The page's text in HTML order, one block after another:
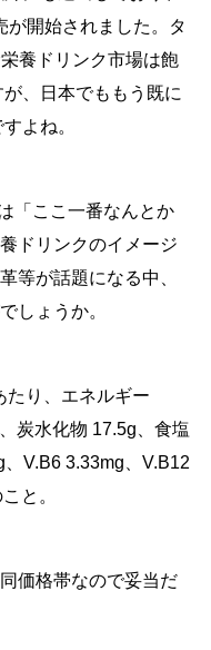
が開始されました。タ
養ドリンク市場は飽
、日本でももう既に
よね。
「ここ一番なんとか
ドリンクのイメージ
等が話題になる中、
しょうか。
たり、エネルギー
炭水化物 17.5g、食塩
V.B6 3.33mg、V.B12
と。
価格帯なので妥当だ